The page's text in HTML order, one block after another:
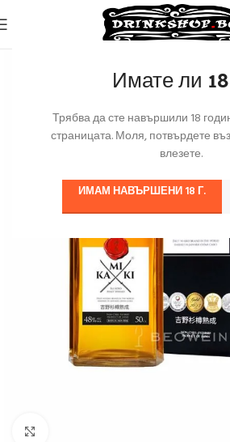
Имате ли
Трябва да сте навършили 18
страницата. Моля, потвърдете
влезете.
ИМАМ НАВЪРШЕНИ 18 Г.